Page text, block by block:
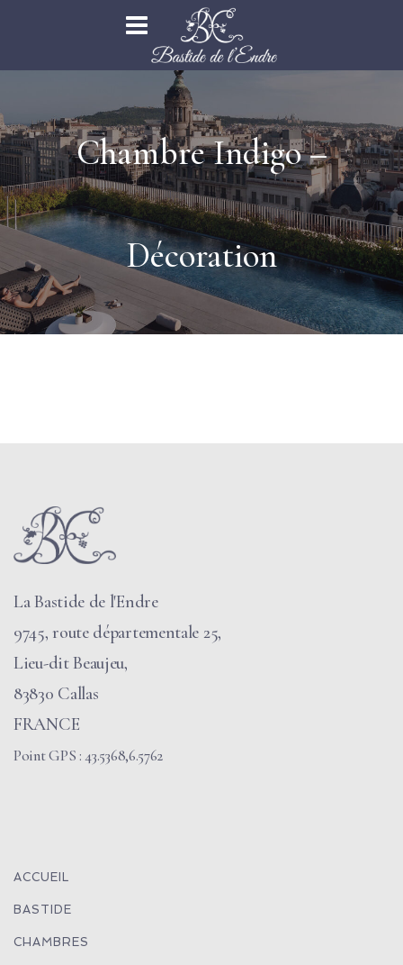
Chambre Indigo –
Décoration
La Bastide de l'Endre
9745, route départementale 25,
Lieu-dit Beaujeu,
83830 Callas
FRANCE
Point GPS : 43.5368,6.5762
ACCUEIL
BASTIDE
CHAMBRES